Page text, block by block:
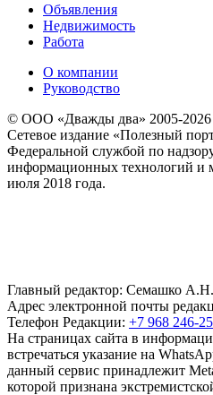
Объявления
Недвижимость
Работа
О компании
Руководство
© ООО «Дважды два» 2005-2026
Сетевое издание «Полезный
Федеральной службой по
информационных технологий и
июля 2018 года.
Главный редактор: Семашко А.Н.
Адрес электронной почты
Телефон Редакции: +7 968 246-
На страницах сайта в
встречаться указание на
данный сервис принадлежит
которой признана